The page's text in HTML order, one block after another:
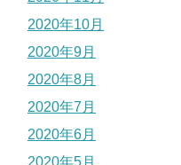
2020年10月
2020年9月
2020年8月
2020年7月
2020年6月
2020年5月